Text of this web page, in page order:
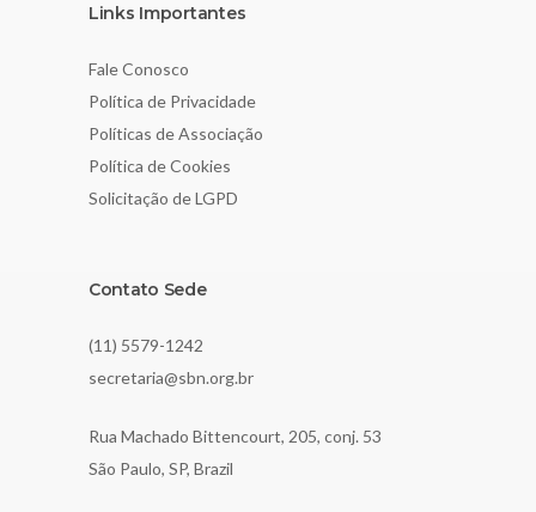
Links Importantes
Fale Conosco
Política de Privacidade
Políticas de Associação
Política de Cookies
Solicitação de LGPD
Contato Sede
(11) 5579-1242
secretaria@sbn.org.br
Rua Machado Bittencourt, 205, conj. 53
São Paulo, SP, Brazil